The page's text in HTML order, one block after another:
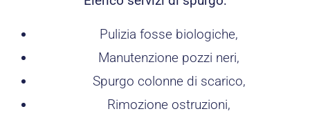
Pulizia fosse biologiche,
Manutenzione pozzi neri,
Spurgo colonne di scarico,
Rimozione ostruzioni,